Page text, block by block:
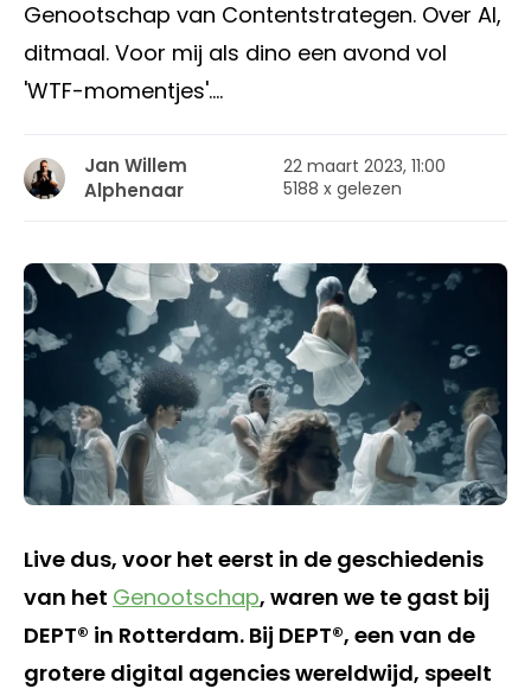
Genootschap van Contentstrategen. Over AI,
ditmaal. Voor mij als dino een avond vol
'WTF-momentjes'....
Jan Willem
Alphenaar
22 maart 2023, 11:00
5188 x gelezen
Live dus, voor het eerst in de geschiedenis
van het Genootschap, waren we te gast bij
DEPT® in Rotterdam. Bij DEPT®, een van de
grotere digital agencies wereldwijd, speelt